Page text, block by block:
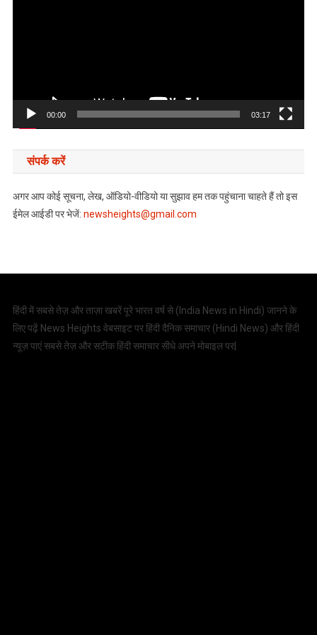
00:00 03:17
संपर्क करें
अगर आप कोई सूचना, लेख, ऑडियो-वीडियो या सुझाव हम तक पहुंचाना चाहते हैं तो इस
ईमेल आईडी पर भेजें: newsheights@gmail.com
हिंदी में सबसे तेज़ और ताज़ा खबरें पूरे भारत वर्ष से ( India News in Hindi) जानने के
लिए पढ़ें News Heights वेबसाइट पर हिंदी दैनिक समाचार (Hindi News) और हिंदी
न्यूज़ पाएं सबसे तेज़ और सटीक हिंदी समाचार सीधे अपने मोबाइल पर|